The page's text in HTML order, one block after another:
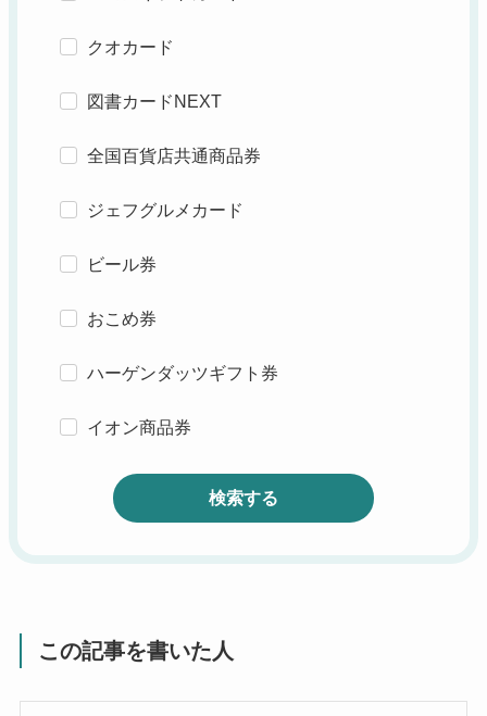
クオカード
図書カードNEXT
全国百貨店共通商品券
ジェフグルメカード
ビール券
おこめ券
ハーゲンダッツギフト券
イオン商品券
検索する
この記事を書いた人